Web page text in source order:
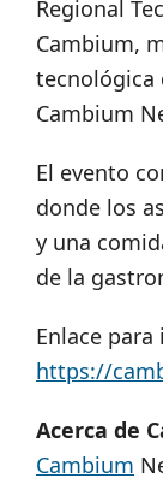
Regional
Cambium,
tecnológica
Cambium
El evento
donde los
y una
de la
Enlace
https://
Acerca de
Cambium